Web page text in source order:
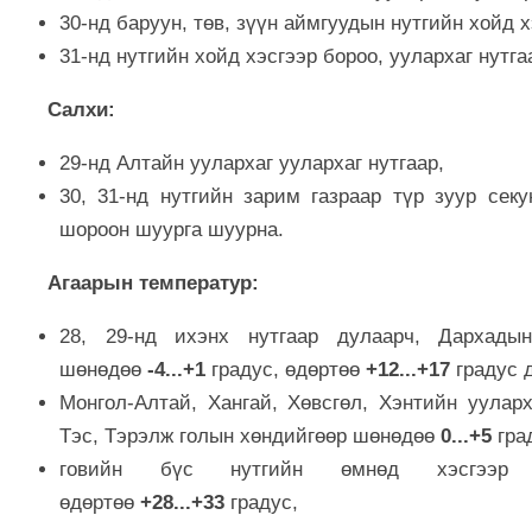
30-нд баруун, төв, зүүн аймгуудын нутгийн хойд
31-нд нутгийн хойд хэсгээр бороо, уулархаг
Салхи:
29-нд Алтайн уулархаг уулархаг нутгаар,
30, 31-нд нутгийн зарим газраар түр зуур
шороон шуурга шуурна.
Агаарын температур:
28, 29-нд ихэнх нутгаар дулаарч,
шөнөдөө -4...+1 градус, өдөртөө +12...+17 градус
Монгол-Алтай, Хангай, Хөвсгөл, Хэнтийн
Тэс, Тэрэлж голын хөндийгөөр шөнөдөө 0...+5
говийн бүс нутгийн өмнөд
өдөртөө +28...+33 градус,